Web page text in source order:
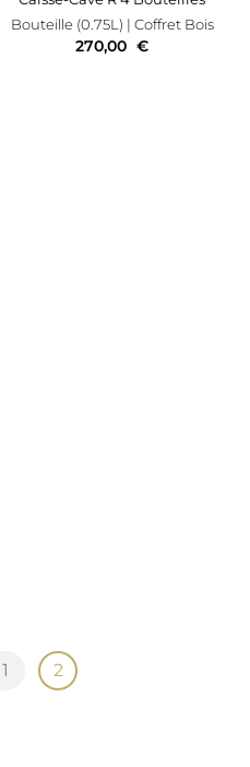
Bouteille (0.75L) | Coffret Bois
270,00 €
1 2